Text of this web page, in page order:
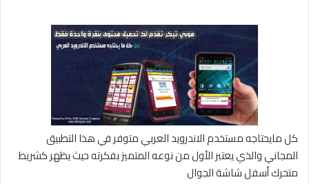
كل مايحتاجه مستخدم الاندرويد العربي متوفر في هذا التطبيق
المجاني والذي يعتبر الأول من نوعه المتميز بفكرته حيث يظهر كشريط
متحرك أسفل شاشة الجوال